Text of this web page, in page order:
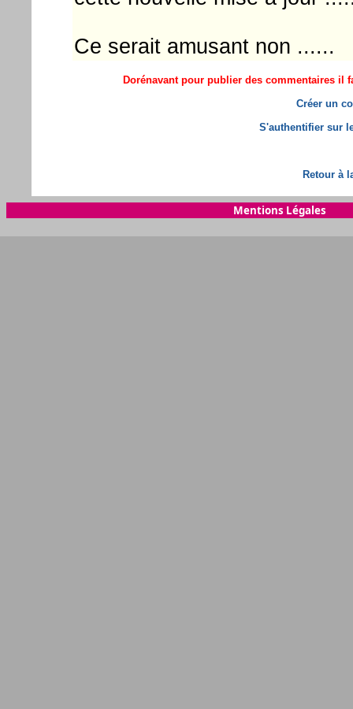
Ce serait amusant non ......
Dorénavant pour publier des commentaires il
Créer un
S'authentifier sur
Retour à
Mentions Légales